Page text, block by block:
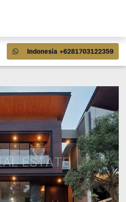
Indonesia +6281703122359